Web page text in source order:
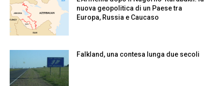
nuova geopolitica di un Paese tra
Europa, Russia e Caucaso
Falkland, una contesa lunga due secoli